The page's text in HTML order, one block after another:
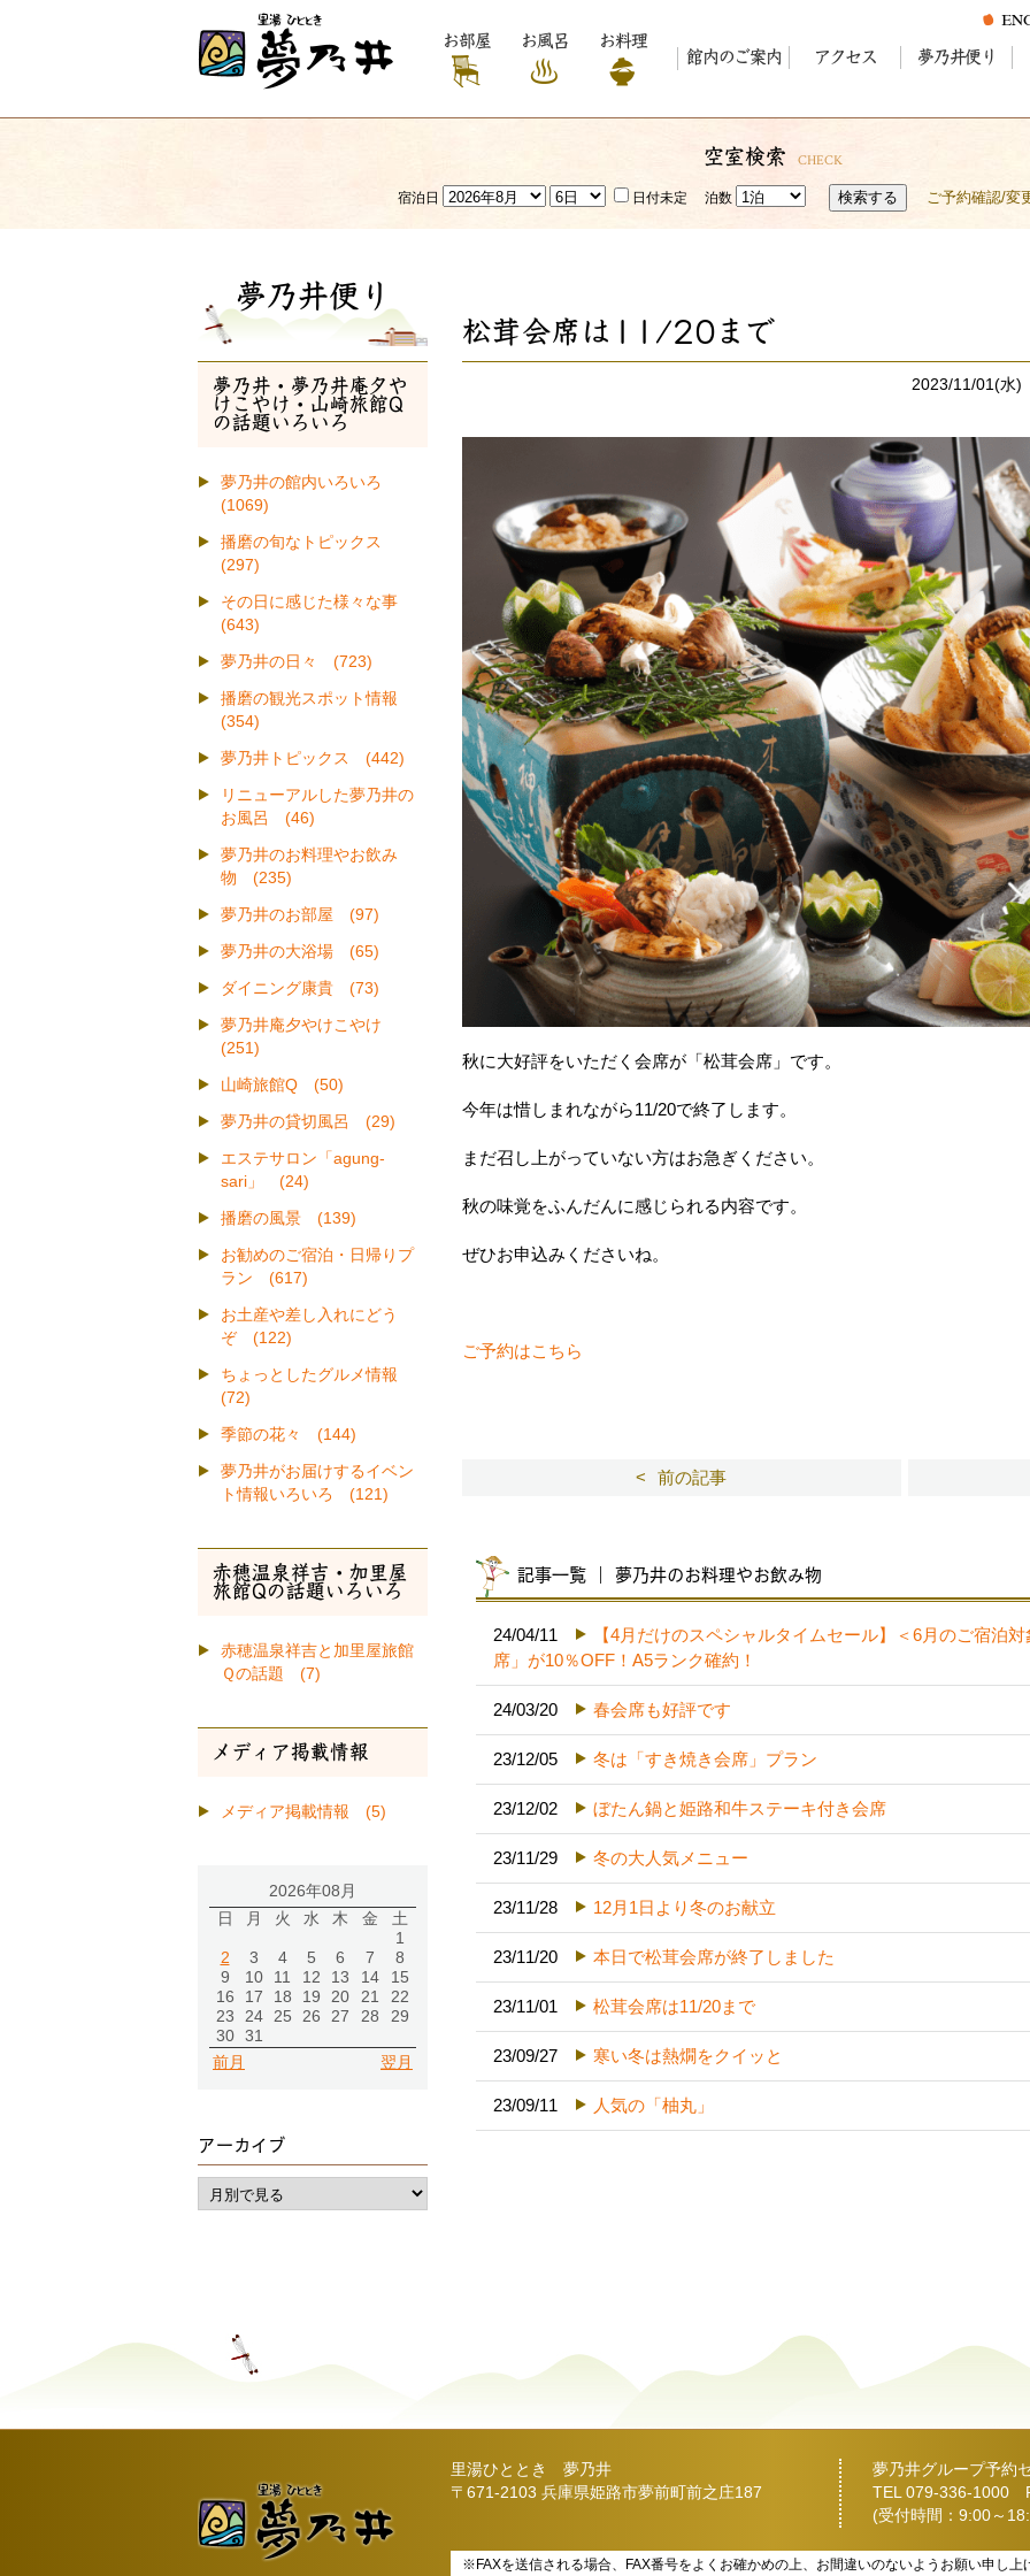
お部屋 お風呂
お料理
館内のご案内
アクセス 夢乃井便り
空室検索 CHECK
宿泊日 日付未定 泊数 検索する ご予約確認/変
夢乃井便り
松茸会席は11/20まで
2023/11/01(水)
秋に大好評をいただく会席が「松茸会席」です。
今年は惜しまれながら11/20で終了します。
まだ召し上がっていない方はお急ぎください。
秋の味覚をふんだんに感じられる内容です。
ぜひお申込みくださいね。
ご予約はこちら
前の記事
記事一覧 ｜ 夢乃井のお料理やお飲み物
24/04/11
【4月だけのスペシャルタイムセール】＜6月のご宿泊
席」が10％OFF！A5ランク確約！
24/03/20 春会席も好評です
23/12/05 冬は「すき焼き会席」プラン
23/12/02 ぼたん鍋と姫路和牛ステーキ付き会席
23/11/29 冬の大人気メニュー
23/11/28 12月1日より冬のお献立
23/11/20 本日で松茸会席が終了しました
23/11/01 松茸会席は11/20まで
23/09/27 寒い冬は熱燗をクイッと
23/09/11 人気の「柚丸」
夢乃井・夢乃井庵夕や
けこやけ・山崎旅館Q
の話題いろいろ
夢乃井の館内いろいろ
(1069)
播磨の旬なトピックス
(297)
その日に感じた様々な事
(643)
夢乃井の日々 (723)
播磨の観光スポット情報
(354)
夢乃井トピックス (442)
リニューアルした夢乃井の
お風呂 (46)
夢乃井のお料理やお飲み
物 (235)
夢乃井のお部屋 (97)
夢乃井の大浴場 (65)
ダイニング康貴 (73)
夢乃井庵夕やけこやけ
(251)
山崎旅館Q (50)
夢乃井の貸切風呂 (29)
エステサロン「agung-
sari」 (24)
播磨の風景 (139)
お勧めのご宿泊・日帰りプ
ラン (617)
お土産や差し入れにどう
ぞ (122)
ちょっとしたグルメ情報
(72)
季節の花々 (144)
夢乃井がお届けするイベン
ト情報いろいろ (121)
赤穂温泉祥吉・加里屋
旅館Qの話題いろいろ
赤穂温泉祥吉と加里屋旅館
Ｑの話題 (7)
メディア掲載情報
メディア掲載情報 (5)
2026年08月
日
月 火 水 木 金
土
1
2
3 4 5 6 7
8
9
10 11 12 13 14
15
16
17 18 19 20 21
22
23
24 25 26 27 28
29
30
31
前月
翌月
アーカイブ
里湯ひととき 夢乃井
〒671-2103 兵庫県姫路市夢前町前之庄187
夢乃井グループ予約
TEL079-336-1000
(受付時間：9:00～
※FAXを送信される場合、FAX番号をよくお確かめの上、お間違いのないようお願い申し上